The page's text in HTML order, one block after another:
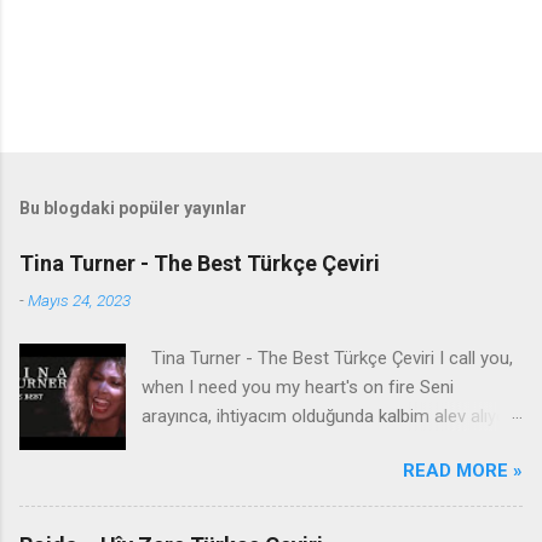
Bu blogdaki popüler yayınlar
Tina Turner - The Best Türkçe Çeviri
-Mayıs 24, 2023
Tina Turner - The Best Türkçe Çeviri I call you,
when I need you my heart's on fire Seni
arayınca, ihtiyacım olduğunda kalbim alev alıyor
Bana geliyorsun, bana geliyorsun, vahşi vahşi
You come to me Bana geliyorsun Give me
everything I need İhtiyacım olan her şeyi bana
READ MORE »